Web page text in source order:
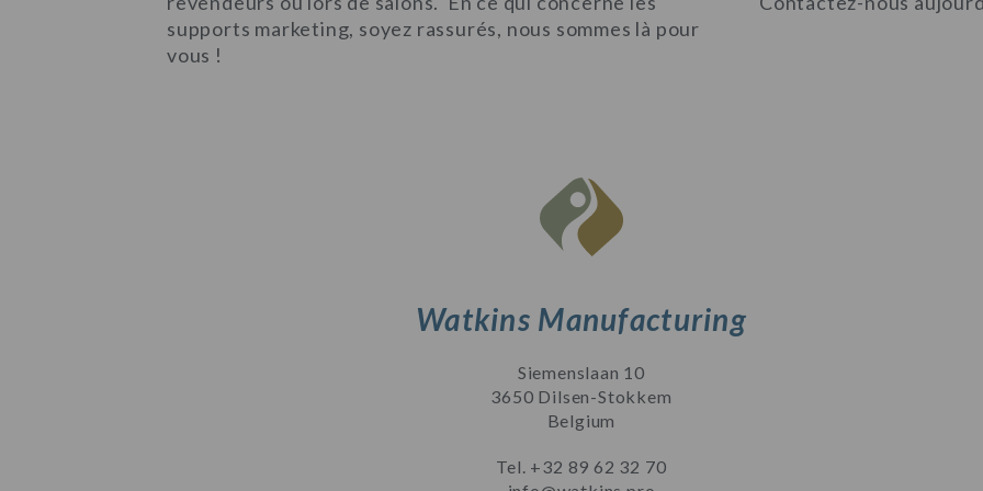
supports marketing, soyez rassurés, nous sommes là pour
vous !
Watkins Manufacturing
Siemenslaan 10
3650 Dilsen-Stokkem
Belgium
Tel. +32 89 62 32 70